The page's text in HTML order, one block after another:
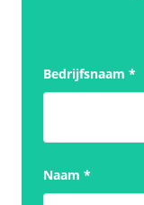
Bedrijfsnaam *
Naam *